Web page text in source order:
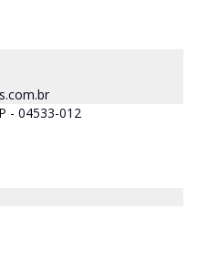
- 04533-012